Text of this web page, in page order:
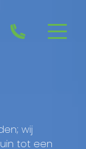
wij
tot een